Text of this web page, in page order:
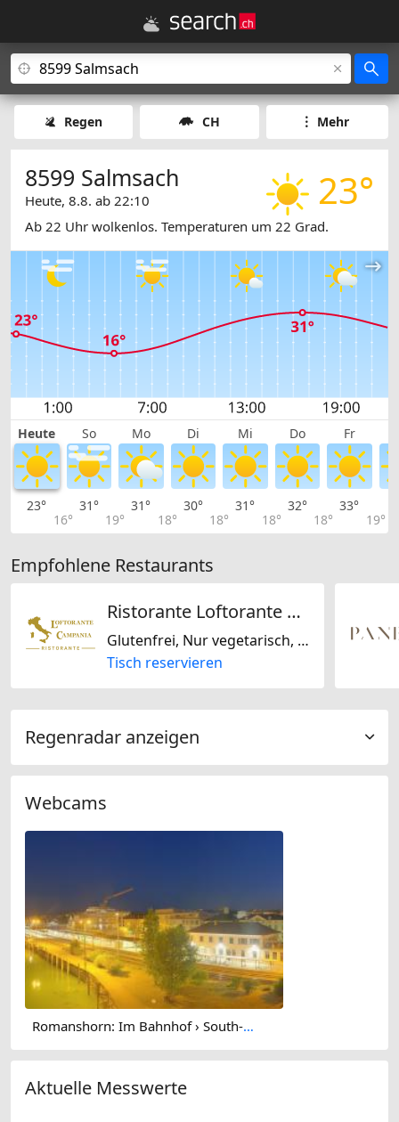
Regen CH Mehr
23°
8599 Salmsach
Heute, 8.8. ab 22:10
Ab 22 Uhr wolkenlos. Temperaturen um 22 Grad.
Heute So Mo Di Mi Do Fr
23°
16°
31°
19°
31°
18°
30°
18°
31°
18°
32°
18°
33°
19°
Empfohlene Restaurants
Ristorante Loftorante Campania
Glutenfrei, Nur vegetarisch, Laktosefrei, Italienisch, Mediterran, Saisonal
Tisch reservieren
Regenradar anzeigen
Webcams
Romanshorn: Im Bahnhof › South-west: Hafen Romanshorn
Aktuelle Messwerte